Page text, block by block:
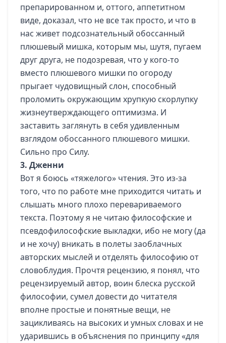
препарированном и, оттого, аппетитном
виде, доказал, что не все так просто, и что в
нас живет подсознательный обоссанный
плюшевый мишка, которым мы, шутя, пугаем
друг друга, не подозревая, что у кого-то
вместо плюшевого мишки по огороду
прыгает чудовищный слон, способный
проломить окружающим хрупкую скорлупку
жизнеутверждающего оптимизма. И
заставить заглянуть в себя удивленным
взглядом обоссанного плюшевого мишки.
Сильно про Силу.
3. Дженни
Вот я боюсь «тяжелого» чтения. Это из-за
того, что по работе мне приходится читать и
слышать много плохо перевариваемого
текста. Поэтому я не читаю философские и
псевдофилософские выкладки, ибо не могу (да
и не хочу) вникать в полеты заоблачных
авторских мыслей и отделять философию от
словоблудия. Прочтя рецензию, я понял, что
рецензируемый автор, воин блеска русской
философии, сумел довести до читателя
вполне простые и понятные вещи, не
зацикливаясь на высоких и умных словах и не
ударившись в объяснения по принципу «для